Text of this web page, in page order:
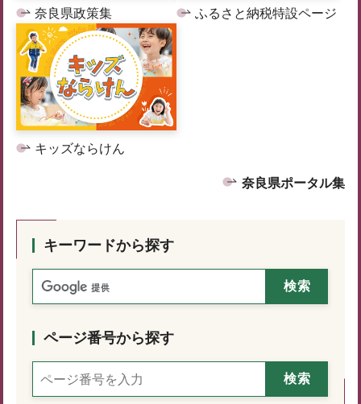
奈良県政策集 ふるさと納税特設ページ
キッズならけん
奈良県ポータル集
キーワードから探す
ページ番号から探す